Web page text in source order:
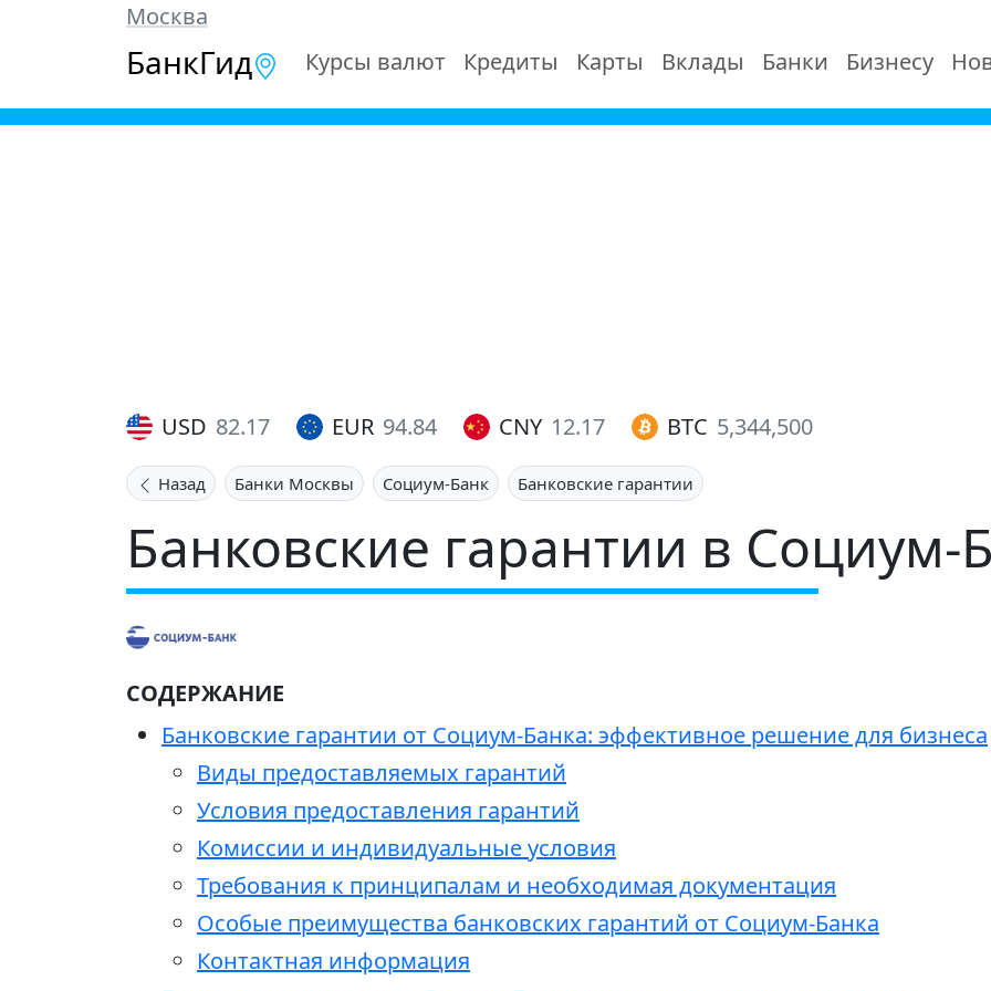
Москва
БанкГид Курсы валют Кредиты Карты Вклады Банки Бизнесу
USD 82.17 EUR 94.84 CNY 12.17 BTC 5,344,500
Назад Банки Москвы Социум-Банк Банковские гарантии
Банковские гарантии в Социум-
СОДЕРЖАНИЕ
Банковские гарантии от Социум-Банка: эффективное решение для бизнеса
Виды предоставляемых гарантий
Условия предоставления гарантий
Комиссии и индивидуальные условия
Требования к принципалам и необходимая документация
Особые преимущества банковских гарантий от Социум-Банка
Контактная информация